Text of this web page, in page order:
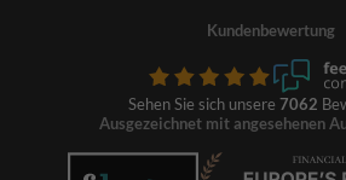
Kundenbewertung
Sehen Sie sich unsere 7062
Ausgezeichnet mit angesehenen